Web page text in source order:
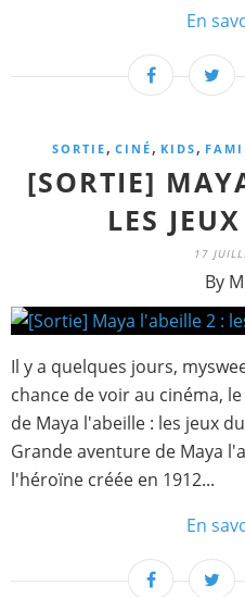
En
SORTIE , CINÉ , KIDS ,
[SORTIE]
LES
17
By
Il y a quelques jours,
chance de voir au cinéma,
de Maya l'abeille : les jeux
Grande aventure de Maya
l'héroïne créée en 1912...
En